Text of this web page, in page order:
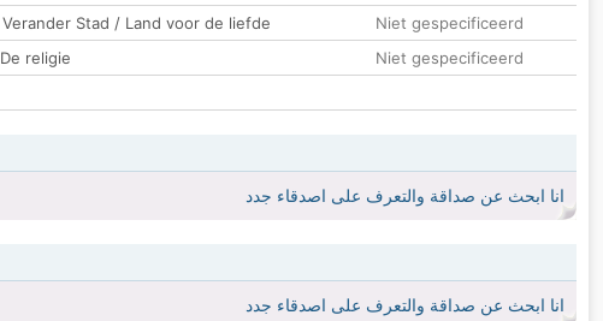
Verander Stad / Land voor de liefde
Niet gespecificeerd
De religie
Niet gespecificeerd
انا ابحث عن صداقة والتعرف على اصدقاء جدد
انا ابحث عن صداقة والتعرف على اصدقاء جدد